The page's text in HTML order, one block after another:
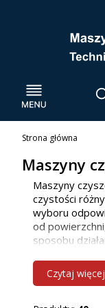
Menu
Strona główna
Maszyny
Maszyny
czystości
wyboru
od
sposobu
teraz! Jako
innych
Czytaj więcej